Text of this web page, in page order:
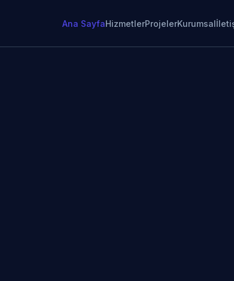
Ana SayfaHizmetlerProjelerKurumsal